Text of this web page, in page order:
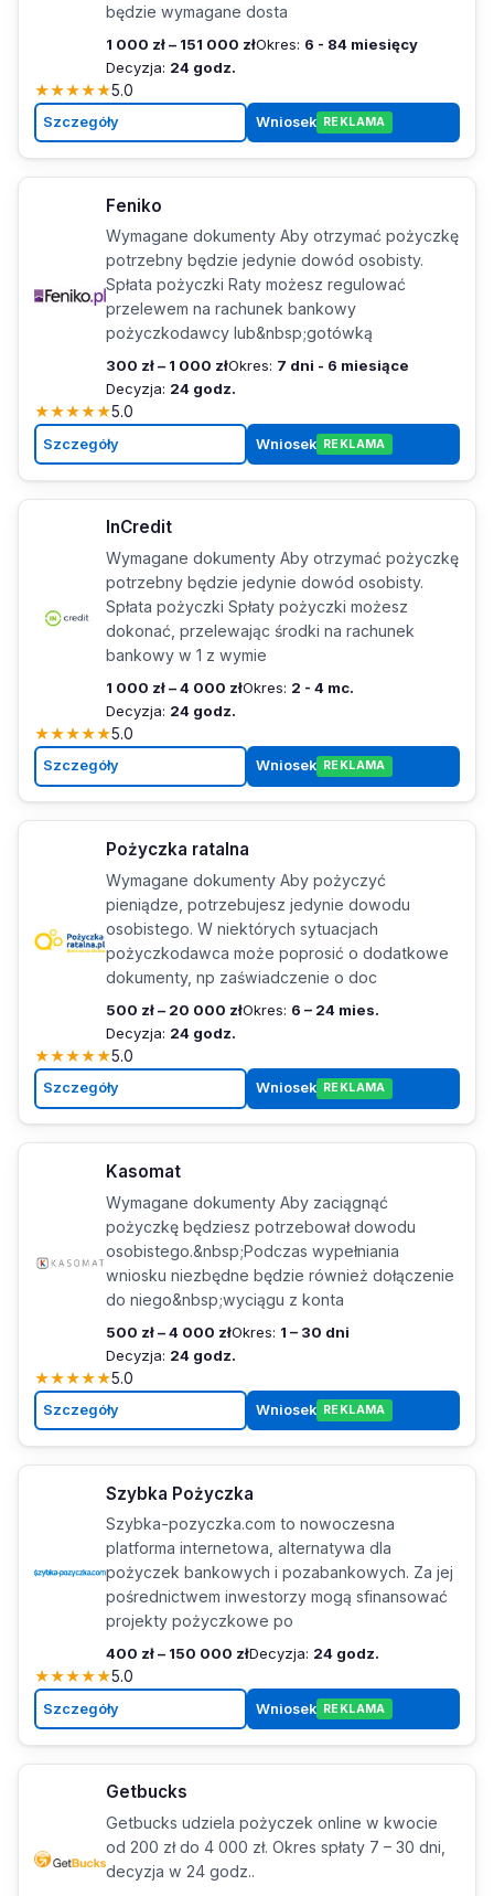
będzie wymagane dosta
1 000 zł – 151 000 złOkres: 6 - 84 miesięcy
Decyzja: 24 godz.
★★★★★5.0
Szczegóły Wniosek REKLAMA
Feniko
Wymagane dokumenty Aby otrzymać pożyczkę
potrzebny będzie jedynie dowód osobisty.
Spłata pożyczki Raty możesz regulować
przelewem na rachunek bankowy
pożyczkodawcy lub&nbsp;gotówką
300 zł – 1 000 złOkres: 7 dni - 6 miesiące
Decyzja: 24 godz.
★★★★★5.0
Szczegóły Wniosek REKLAMA
InCredit
Wymagane dokumenty Aby otrzymać pożyczkę
potrzebny będzie jedynie dowód osobisty.
Spłata pożyczki Spłaty pożyczki możesz
dokonać, przelewając środki na rachunek
bankowy w 1 z wymie
1 000 zł – 4 000 złOkres: 2 - 4 mc.
Decyzja: 24 godz.
★★★★★5.0
Szczegóły Wniosek REKLAMA
Pożyczka ratalna
Wymagane dokumenty Aby pożyczyć
pieniądze, potrzebujesz jedynie dowodu
osobistego. W niektórych sytuacjach
pożyczkodawca może poprosić o dodatkowe
dokumenty, np zaświadczenie o doc
500 zł – 20 000 złOkres: 6 – 24 mies.
Decyzja: 24 godz.
★★★★★5.0
Szczegóły Wniosek REKLAMA
Kasomat
Wymagane dokumenty Aby zaciągnąć
pożyczkę będziesz potrzebował dowodu
osobistego.&nbsp;Podczas wypełniania
wniosku niezbędne będzie również dołączenie
do niego&nbsp;wyciągu z konta
500 zł – 4 000 złOkres: 1 – 30 dni
Decyzja: 24 godz.
★★★★★5.0
Szczegóły Wniosek REKLAMA
Szybka Pożyczka
Szybka-pozyczka.com to nowoczesna
platforma internetowa, alternatywa dla
pożyczek bankowych i pozabankowych. Za jej
pośrednictwem inwestorzy mogą sfinansować
projekty pożyczkowe po
400 zł – 150 000 złDecyzja: 24 godz.
★★★★★5.0
Szczegóły Wniosek REKLAMA
Getbucks
Getbucks udziela pożyczek online w kwocie
od 200 zł do 4 000 zł. Okres spłaty 7 – 30 dni,
decyzja w 24 godz..